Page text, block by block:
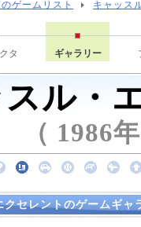
ゲームリスト キャッス
タ ギャラリー
ル・
1986年
クセレントのゲームギャ